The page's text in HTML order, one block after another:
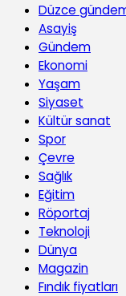
Düzce
Asayiş
Gündem
Ekonomi
Yaşam
Siyaset
Kültür sanat
Spor
Çevre
Sağlık
Eğitim
Röportaj
Teknoloji
Dünya
Magazin
Fındık fiyatları